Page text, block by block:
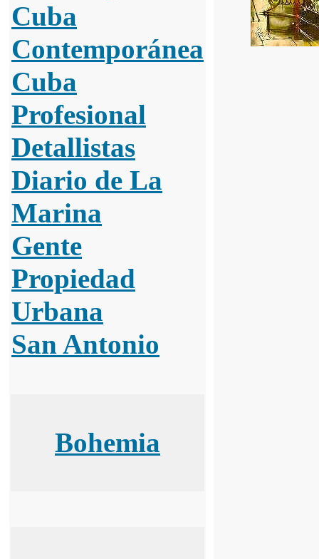
Cuba
Contemporánea
Cuba
Profesional
Detallistas
Diario de La
Marina
Gente
Propiedad
Urbana
San Antonio
Bohemia